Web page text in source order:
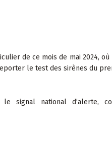
de ce mois de mai 2024,
le test des sirènes du
signal national d’alerte,